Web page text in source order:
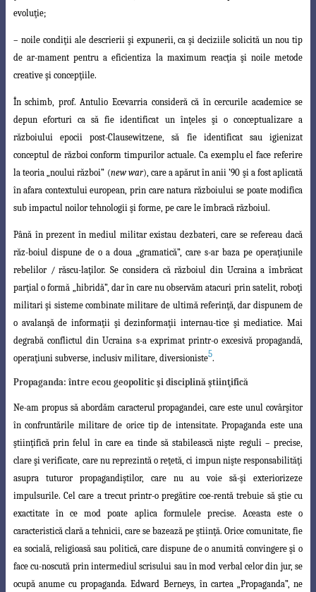
evoluţie;
– noile condiţii ale descrierii şi expunerii, ca şi deciziile solicită un nou tip
de ar-mament pentru a eficientiza la maximum reacţia şi noile metode
creative şi concepţiile.
În schimb, prof. Antulio Ecevarria consideră că în cercurile academice se
depuneforturi ca să fie identificat un înţeles şi o conceptualizare a
războiului epociipost-Clausewitzene, să fie identificat sau igienizat
conceptul de război conform timpurilor actuale. Ca exemplu el face referire
la teoria „noului război” (new war), care a apărut în anii ’90 şi a fost aplicată
în afara contextului european, prin care natura războiului se poate modifica
sub impactul noilor tehnologii şi forme, pe care le îmbracă războiul.
Până în prezent în mediul militar existau dezbateri, care se refereau dacă
răz-boiul dispune de o a doua „gramatică”, care s-ar baza pe operaţiunile
rebelilor / răscu-laţilor. Se considera că războiul din Ucraina a îmbrăcat
parţial o formă „hibridă”, darîn care nu observăm atacuri prin satelit, roboţi
militari şi sisteme combinate militare de ultimă referinţă, dar dispunem de
o avalanşă de informaţii şi dezinformaţii internau-tice şi mediatice. Mai
degrabă conflictul din Ucraina s-a exprimat printr-o excesivă propagandă,
operaţiuni subverse, inclusiv militare, diversioniste5.
Propaganda: între ecou geopolitic şi disciplină ştiinţifică
Ne-am propus să abordăm caracterul propagandei, care este unul covârşitor
în confruntările militare de orice tip de intensitate. Propaganda este una
ştiinţifică prin felul în care ea tinde să stabilească nişte reguli – precise,
clare şi verificate, care nu reprezintă o reţetă, ci impun nişte responsabilităţi
asupra tuturor propagandiştilor,care nu au voie să-şi exteriorizeze
impulsurile. Cel care a trecut printr-o pregătire coe-rentă trebuie să ştie cu
exactitate în ce mod poate aplica formulele precise. Aceasta este o
caracteristică clară a tehnicii, care se bazează pe ştiinţă. Orice comunitate, fie
ea socială, religioasă sau politică, care dispune de o anumită convingere şi o
face cu-noscută prin intermediul scrisului sau în mod verbal celor din jur, se
ocupă anume cu propaganda. Edward Berneys, în cartea „Propaganda”, ne